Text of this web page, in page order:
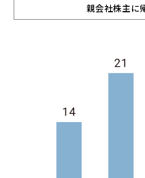
親会社株主に